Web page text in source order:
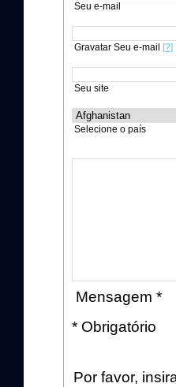
Seu e-mail
Gravatar Seu e-mail [?]
Seu site
Selecione o país
Mensagem *
* Obrigatório
Por favor,